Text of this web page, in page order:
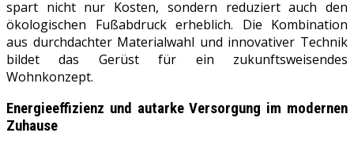
spart nicht nur Kosten, sondern reduziert auch den
ökologischen Fußabdruck erheblich. Die Kombination
aus durchdachter Materialwahl und innovativer Technik
bildet das Gerüst für ein zukunftsweisendes
Wohnkonzept.
Energieeffizienz und autarke Versorgung im modernen
Zuhause